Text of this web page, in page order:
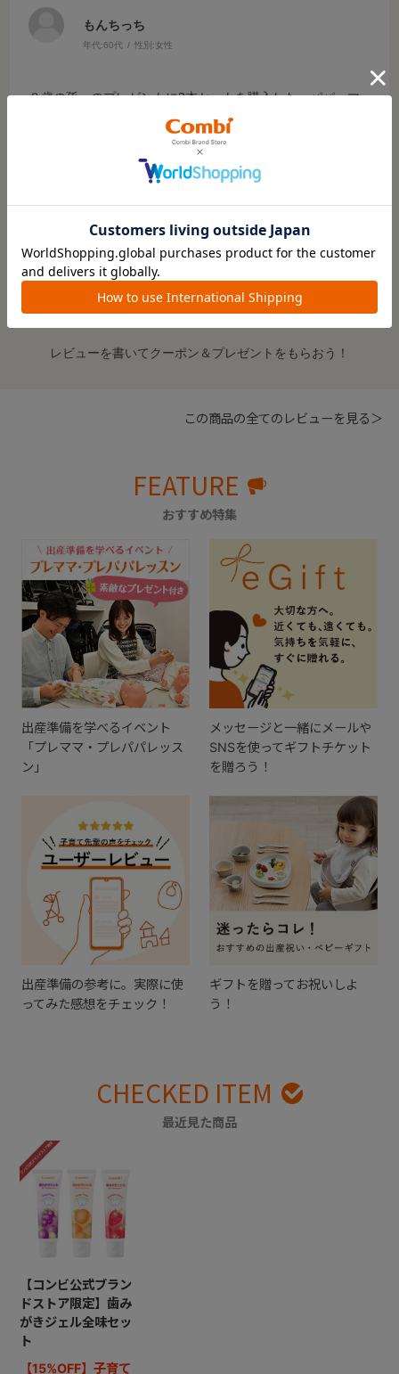
もんちっち
年代:60代 性別:女性
２歳の孫へのプレゼントに3本セットを購入した。パパ、マ
マ、自分に分けて、みんなでシュッシュッしようと、とても
気に入ってました。良かったです。
もっと見る
絞り込み 表示：新しい順
※レビューを書くにはログインが必要です。
レビューを書いてクーポン＆プレゼントをもらおう！
この商品の全てのレビューを見る＞
FEATURE
おすすめ特集
出産準備を学べるイベント
「プレママ・プレパパレッス
ン」
メッセージと一緒にメールや
SNSを使ってギフトチケット
を贈ろう！
出産準備の参考に。実際に使
ってみた感想をチェック！
ギフトを贈ってお祝いしよ
う！
CHECKED ITEM
最近見た商品
【コンビ公式ブラン
ドストア限定】歯み
がきジェル全味セッ
ト
【15%OFF】子育て